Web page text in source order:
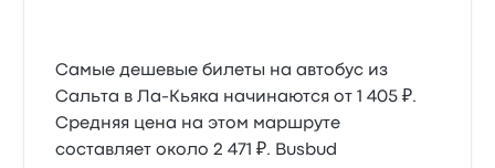
Самые дешевые билеты на автобус из
Сальта в Ла-Кьяка начинаются от 1 405 ₽.
Средняя цена на этом маршруте
составляет около 2 471 ₽. Busbud